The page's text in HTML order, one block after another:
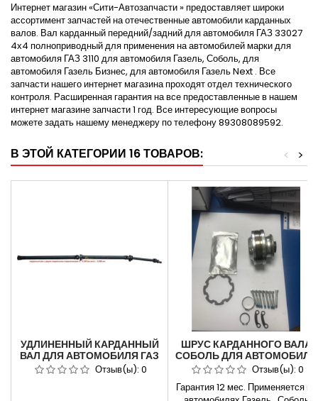
Интернет магазин «Сити-Автозапчасти » предоставляет широки
ассортимент запчастей на отечественные автомобили карданных
валов. Вал карданный передний/задний для автомобиля ГАЗ 33027
4х4 полноприводный для применения на автомобилей марки для
автомобиля ГАЗ 3110 для автомобиля Газель, Соболь, для
автомобиля Газель Бизнес, для автомобиля Газель Next . Все
запчасти нашего интернет магазина проходят отдел технического
контроля. Расширенная гарантия на все предоставленные в нашем
интернет магазине запчасти 1 год. Все интересующие вопросы
можете задать нашему менеджеру по телефону 89308089592.
В ЭТОЙ КАТЕГОРИИ 16 ТОВАРОВ: >
<
УДЛИНЕННЫЙ КАРДАННЫЙ
ВАЛ ДЛЯ АВТОМОБИЛЯ ГАЗ
ДЛЯ АВТОМОБИЛЕЙ ДЛЯ
АВТОМОБИЛЯ ГАЗЕЛЬ 3302
Отзыв(ы): 0
ШРУС КАРДАННОГО ВАЛА
СОБОЛЬ ДЛЯ АВТОМОБИЛЯ
ГАЗЕЛЬ 4Х4
Отзыв(ы): 0
Гарантия 12 мес. Применяется на